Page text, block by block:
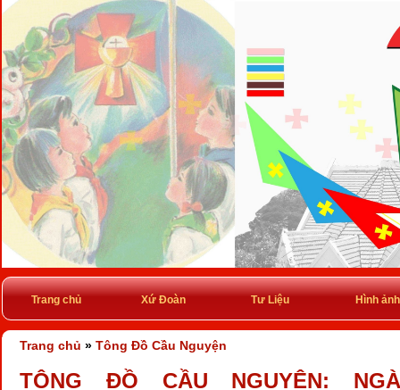
Trang chủ Xứ Đoàn Tư Liệu Hình ảnh
Trang chủ » Tông Đồ Cầu Nguyện
TÔNG ĐỒ CẦU NGUYỆN: